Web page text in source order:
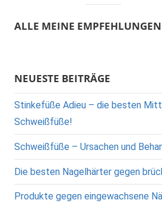
ALLE MEINE
NEUESTE BEITRÄGE
Stinkefüße Adieu – die besten
Schweißfüße!
Schweißfüße – Ursachen und
Die besten Nagelhärter gegen
Produkte gegen eingewachsene